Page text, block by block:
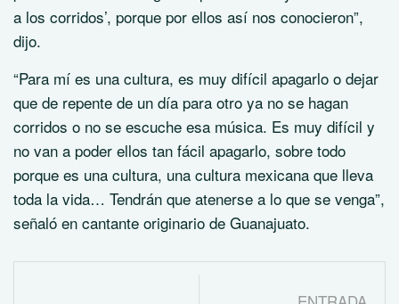
a los corridos’, porque por ellos así nos conocieron”,
dijo.
“Para mí es una cultura, es muy difícil apagarlo o dejar
que de repente de un día para otro ya no se hagan
corridos o no se escuche esa música. Es muy difícil y
no van a poder ellos tan fácil apagarlo, sobre todo
porque es una cultura, una cultura mexicana que lleva
toda la vida… Tendrán que atenerse a lo que se venga”,
señaló en cantante originario de Guanajuato.